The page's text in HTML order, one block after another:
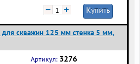
− + Купить
скважин 125 мм стенка 5 мм,
Артикул: 3276